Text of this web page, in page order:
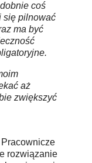
coś
się pilnować
ma być
aż
zwiększyć
rozwiązanie